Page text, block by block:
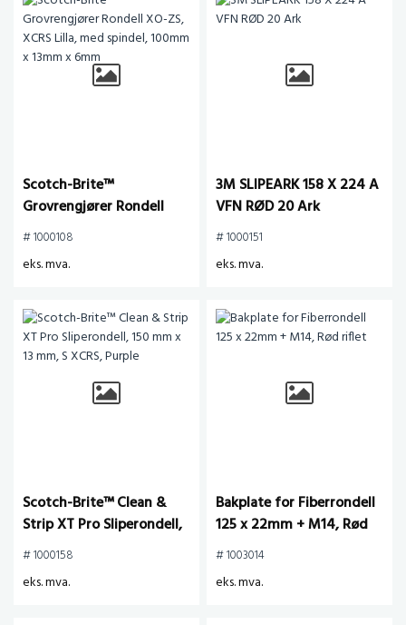
Scotch-Brite™
Grovrengjører Rondell
XO-ZS, XCRS Lilla, med
6mm
# 1000108
eks. mva.
3M SLIPEARK 158 X 224 A
VFN RØD 20 Ark
# 1000151
eks. mva.
Scotch-Brite™ Clean &
Strip XT Pro Sliperondell,
150 mm x 13 mm, S XCRS,
# 1000158
eks. mva.
Bakplate for Fiberrondell
125 x 22mm + M14, Rød
riflet
# 1003014
eks. mva.